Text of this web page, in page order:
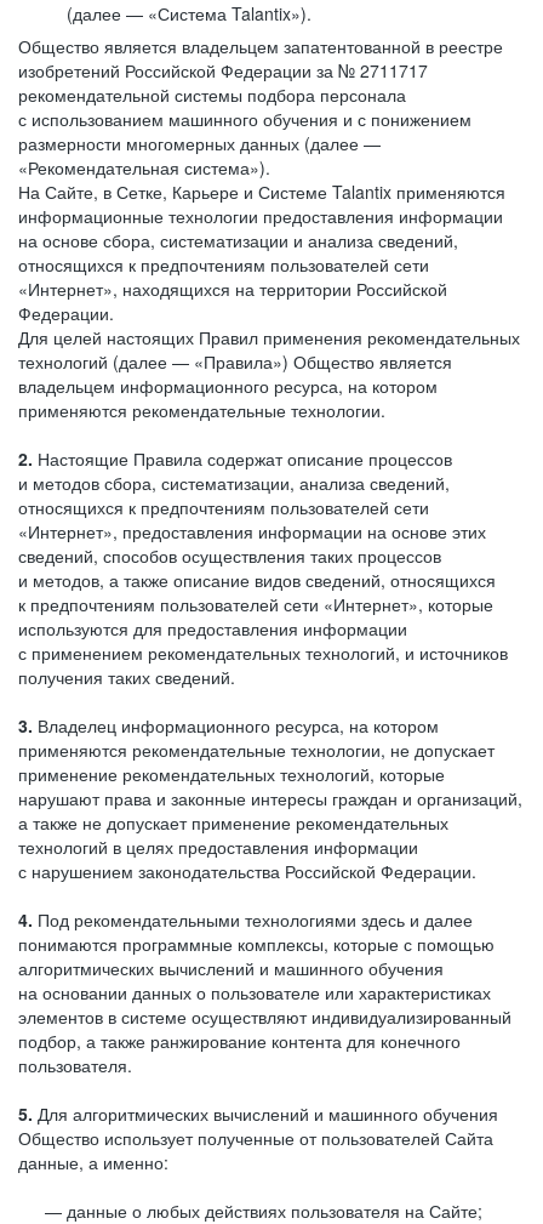
(далее — «Система Talantix»).
Общество является владельцем запатентованной в реестре
изобретений Российской Федерации за № 2711717
рекомендательной системы подбора персонала
с использованием машинного обучения и с понижением
размерности многомерных данных (далее —
«Рекомендательная система»).
На Сайте, в Сетке, Карьере и Системе Talantix применяются
информационные технологии предоставления информации
на основе сбора, систематизации и анализа сведений,
относящихся к предпочтениям пользователей сети
«Интернет», находящихся на территории Российской
Федерации.
Для целей настоящих Правил применения рекомендательных
технологий (далее — «Правила») Общество является
владельцем информационного ресурса, на котором
применяются рекомендательные технологии.
2. Настоящие Правила содержат описание процессов
и методов сбора, систематизации, анализа сведений,
относящихся к предпочтениям пользователей сети
«Интернет», предоставления информации на основе этих
сведений, способов осуществления таких процессов
и методов, а также описание видов сведений, относящихся
к предпочтениям пользователей сети «Интернет», которые
используются для предоставления информации
с применением рекомендательных технологий, и источников
получения таких сведений.
3. Владелец информационного ресурса, на котором
применяются рекомендательные технологии, не допускает
применение рекомендательных технологий, которые
нарушают права и законные интересы граждан и организаций,
а также не допускает применение рекомендательных
технологий в целях предоставления информации
с нарушением законодательства Российской Федерации.
4. Под рекомендательными технологиями здесь и далее
понимаются программные комплексы, которые с помощью
алгоритмических вычислений и машинного обучения
на основании данных о пользователе или характеристиках
элементов в системе осуществляют индивидуализированный
подбор, а также ранжирование контента для конечного
пользователя.
5. Для алгоритмических вычислений и машинного обучения
Общество использует полученные от пользователей Сайта
данные, а именно:
данные о любых действиях пользователя на Сайте;